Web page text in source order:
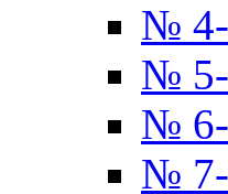
№ 4-
№ 5-
№ 6-
№ 7-